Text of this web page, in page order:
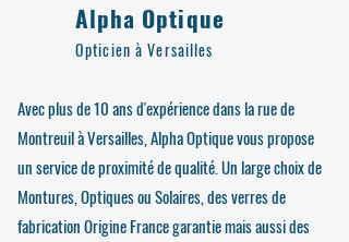
Alpha Optique
Opticien à Versailles
Avec plus de 10 ans d'expérience dans la rue de
Montreuil à Versailles, Alpha Optique vous propose
un service de proximité de qualité. Un large choix de
Montures, Optiques ou Solaires, des verres de
fabrication Origine France garantie mais aussi des